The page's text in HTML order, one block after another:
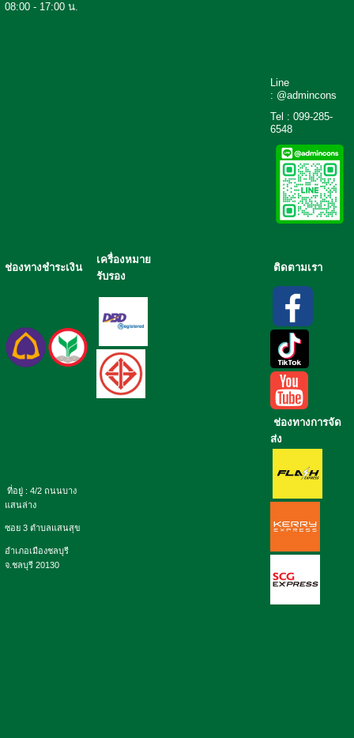
08:00 - 17:00 น.
Line
: @admincons
Tel : 099-285-
6548
ช่องทางชำระเงิน
เครื่องหมาย
รับรอง
ติดตามเรา
ช่องทางการจัด
ส่ง
ที่อยู่ : 4/2 ถนนบาง
แสนล่าง
ซอย 3 ตำบลแสนสุข
อำเภอเมืองชลบุรี
จ.ชลบุรี 20130